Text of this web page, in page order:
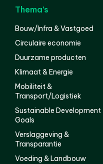
Thema’s
Bouw/Infra & Vastgoed
Circulaire economie
Duurzame producten
Klimaat & Energie
Mobiliteit &
Transport/Logistiek
Sustainable Development
Goals
Verslaggeving &
Transparantie
Voeding & Landbouw